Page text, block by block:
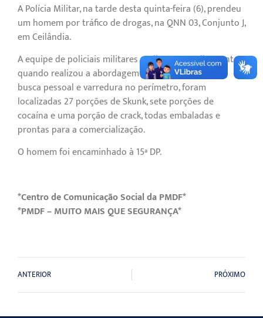
A Polícia Militar, na tarde desta quinta-feira (6), prendeu
um homem por tráfico de drogas, na QNN 03, Conjunto J,
em Ceilândia.
A equipe de policiais militares realizava patrulhamento
quando realizou a abordagem a um homem. Após a
busca pessoal e varredura no perímetro, foram
localizadas 27 porções de Skunk, sete porções de
cocaína e uma porção de crack, todas embaladas e
prontas para a comercialização.
O homem foi encaminhado à 15ª DP.
*Centro de Comunicação Social da PMDF*
*PMDF – MUITO MAIS QUE SEGURANÇA*
ANTERIOR PRÓXIMO